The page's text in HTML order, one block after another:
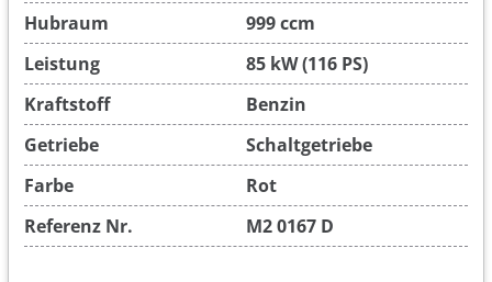
Hubraum
999 ccm
Leistung
85 kW (116 PS)
Kraftstoff
Benzin
Getriebe
Schaltgetriebe
Farbe
Rot
Referenz Nr.
M2 0167 D